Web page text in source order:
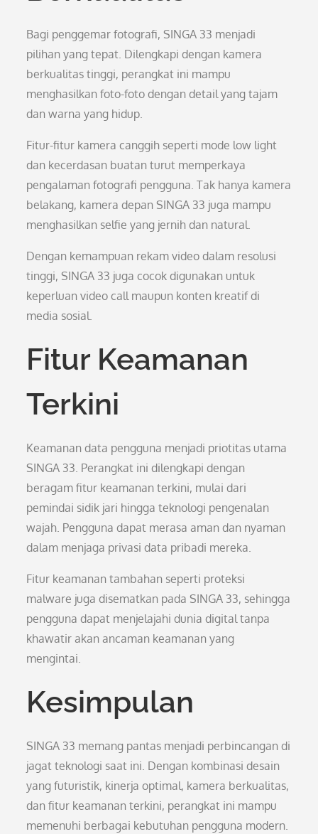
Bagi penggemar fotografi, SINGA 33 menjadi
pilihan yang tepat. Dilengkapi dengan kamera
berkualitas tinggi, perangkat ini mampu
menghasilkan foto-foto dengan detail yang tajam
dan warna yang hidup.
Fitur-fitur kamera canggih seperti mode low light
dan kecerdasan buatan turut memperkaya
pengalaman fotografi pengguna. Tak hanya kamera
belakang, kamera depan SINGA 33 juga mampu
menghasilkan selfie yang jernih dan natural.
Dengan kemampuan rekam video dalam resolusi
tinggi, SINGA 33 juga cocok digunakan untuk
keperluan video call maupun konten kreatif di
media sosial.
Fitur Keamanan
Terkini
Keamanan data pengguna menjadi priotitas utama
SINGA 33. Perangkat ini dilengkapi dengan
beragam fitur keamanan terkini, mulai dari
pemindai sidik jari hingga teknologi pengenalan
wajah. Pengguna dapat merasa aman dan nyaman
dalam menjaga privasi data pribadi mereka.
Fitur keamanan tambahan seperti proteksi
malware juga disematkan pada SINGA 33, sehingga
pengguna dapat menjelajahi dunia digital tanpa
khawatir akan ancaman keamanan yang
mengintai.
Kesimpulan
SINGA 33 memang pantas menjadi perbincangan di
jagat teknologi saat ini. Dengan kombinasi desain
yang futuristik, kinerja optimal, kamera berkualitas,
dan fitur keamanan terkini, perangkat ini mampu
memenuhi berbagai kebutuhan pengguna modern.